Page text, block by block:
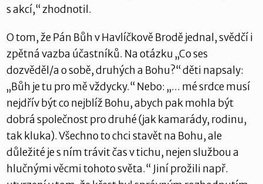
s akcí,“ zhodnotil.
O tom, že Pán Bůh v Havlíčkově Brodě jednal, svědčí i
zpětná vazba účastníků. Na otázku „Co ses
dozvěděl/a o sobě, druhých a Bohu?“ děti napsaly:
„Bůh je tu pro mě vždycky.“ Nebo: „... mé srdce musí
nejdřív být co nejblíž Bohu, abych pak mohla být
dobrá společnost pro druhé (jak kamarády, rodinu,
tak kluka). Všechno to chci stavět na Bohu, ale
důležité je s ním trávit čas v tichu, nejen službou a
hlučnými věcmi tohoto světa.“ Jiní prožili např.